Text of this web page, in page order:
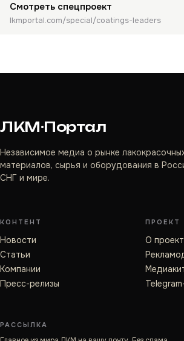
Смотреть спецпроект
lkmportal.com/special/coatings-leaders
ЛКМ·Портал
Независимое медиа о рынке
материалов, сырья и оборудования в
СНГ и мире.
КОНТЕНТ
Новости
Статьи
Компании
Пресс-релизы
ПРОЕКТ
О
РАССЫЛКА